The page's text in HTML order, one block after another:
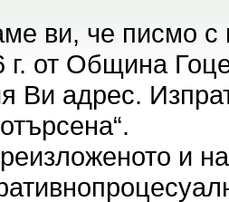
ви, че писмо с
г. от Община
Ви адрес.
и